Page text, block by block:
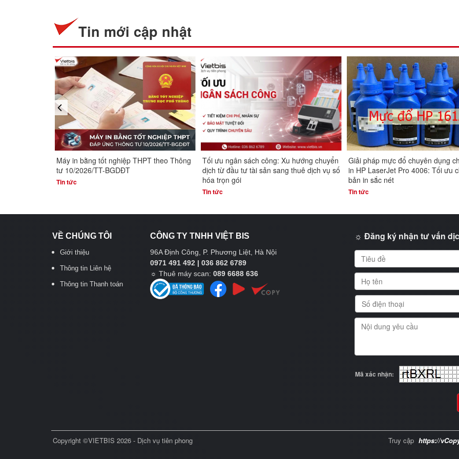
Tin mới cập nhật
Tối ưu ngân sách công: Xu hướng chuyển
dịch từ đầu tư tài sản sang thuê dịch vụ số
hóa trọn gói
Giải pháp mực đổ chuyên dụng cho máy
in HP LaserJet Pro 4006: Tối ưu chi phí,
bản in sắc nét
Tin tức
Cấu hình máy tính cho máy scan
dụng: Cần những gì?
Tin tức
prev
VỀ CHÚNG TÔI
Giới thiệu
Thông tin Liên hệ
Thông tin Thanh toán
CÔNG TY TNHH VIỆT BIS
96A Định Công, P. Phương Liệt, Hà Nội
0971 491 492 | 036 862 6789
☼Thuê máy scan:089 6688 636
☼ Đăng ký nhận tư vấn
Mã xác nhận:
Copyright ©VIETBIS 2026 - Dịch vụ tiên phong Truy cập https://